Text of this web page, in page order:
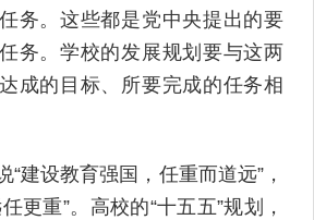
务。这些都是党中央提出的要
务。学校的发展规划要与这两
成的目标、所要完成的任务相
设教育强国，任重而道远”，
更重”。高校的“十五五”规划，